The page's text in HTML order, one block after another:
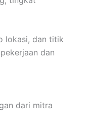
lokasi, dan titik
dan
dari mitra